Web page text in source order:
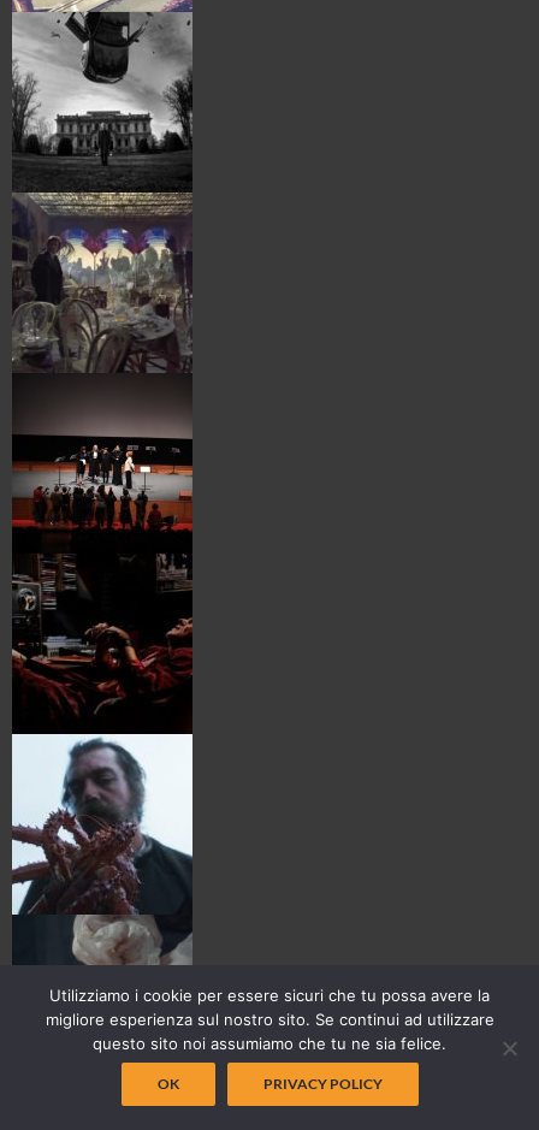
Utilizziamo i cookie per essere sicuri che tu possa avere la
migliore esperienza sul nostro sito. Se continui ad utilizzare
questo sito noi assumiamo che tu ne sia felice.
OK PRIVACY POLICY